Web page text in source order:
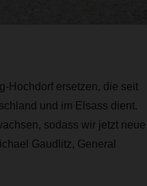
Hochdorf ersetzen, die seit
und im Elsass dient.
sodass wir jetzt neue
Gaudlitz, General